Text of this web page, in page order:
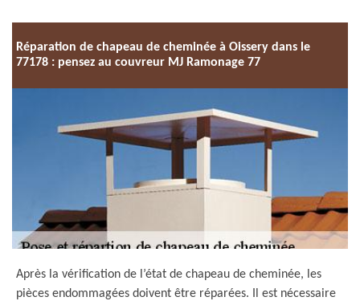
Réparation de chapeau de cheminée à Oissery dans le
77178 : pensez au couvreur MJ Ramonage 77
Après la vérification de l’état de chapeau de cheminée, les
pièces endommagées doivent être réparées. Il est nécessaire